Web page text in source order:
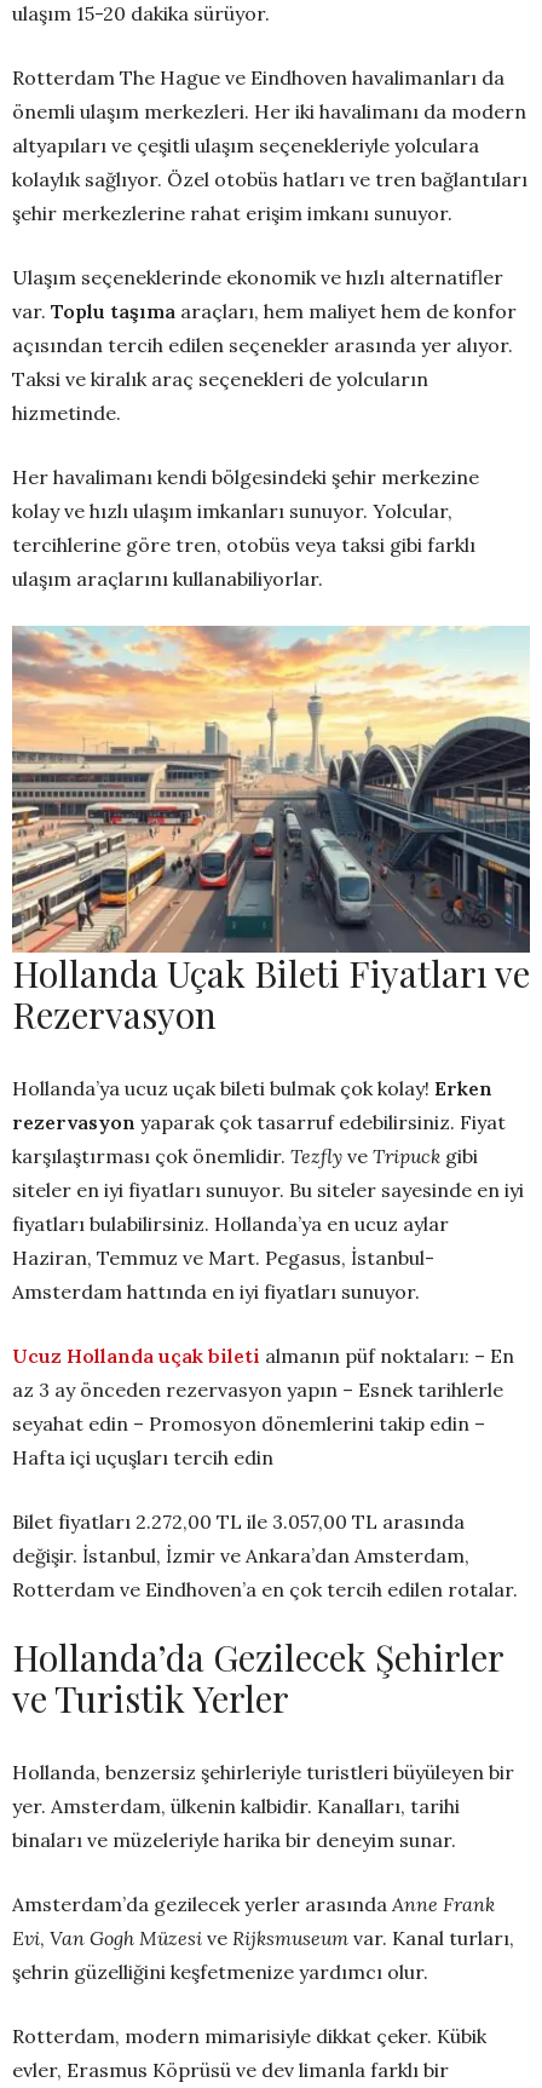
ulaşım 15-20 dakika sürüyor.
Rotterdam The Hague ve Eindhoven havalimanları da
önemli ulaşım merkezleri. Her iki havalimanı da modern
altyapıları ve çeşitli ulaşım seçenekleriyle yolculara
kolaylık sağlıyor. Özel otobüs hatları ve tren bağlantıları
şehir merkezlerine rahat erişim imkanı sunuyor.
Ulaşım seçeneklerinde ekonomik ve hızlı alternatifler
var. Toplu taşıma araçları, hem maliyet hem de konfor
açısından tercih edilen seçenekler arasında yer alıyor.
Taksi ve kiralık araç seçenekleri de yolcuların
hizmetinde.
Her havalimanı kendi bölgesindeki şehir merkezine
kolay ve hızlı ulaşım imkanları sunuyor. Yolcular,
tercihlerine göre tren, otobüs veya taksi gibi farklı
ulaşım araçlarını kullanabiliyorlar.
Hollanda Uçak Bileti Fiyatları ve
Rezervasyon
Hollanda’ya ucuz uçak bileti bulmak çok kolay! Erken
rezervasyon yaparak çok tasarruf edebilirsiniz. Fiyat
karşılaştırması çok önemlidir. Tezfly ve Tripuck gibi
siteler en iyi fiyatları sunuyor. Bu siteler sayesinde en iyi
fiyatları bulabilirsiniz. Hollanda’ya en ucuz aylar
Haziran, Temmuz ve Mart. Pegasus, İstanbul-
Amsterdam hattında en iyi fiyatları sunuyor.
Ucuz Hollanda uçak bileti almanın püf noktaları: – En
az 3 ay önceden rezervasyon yapın – Esnek tarihlerle
seyahat edin – Promosyon dönemlerini takip edin –
Hafta içi uçuşları tercih edin
Bilet fiyatları 2.272,00 TL ile 3.057,00 TL arasında
değişir. İstanbul, İzmir ve Ankara’dan Amsterdam,
Rotterdam ve Eindhoven’a en çok tercih edilen rotalar.
Hollanda’da Gezilecek Şehirler
ve Turistik Yerler
Hollanda, benzersiz şehirleriyle turistleri büyüleyen bir
yer. Amsterdam, ülkenin kalbidir. Kanalları, tarihi
binaları ve müzeleriyle harika bir deneyim sunar.
Amsterdam’da gezilecek yerler arasındaAnne Frank
Evi, Van Gogh Müzesi ve Rijksmuseum var. Kanal turları,
şehrin güzelliğini keşfetmenize yardımcı olur.
Rotterdam, modern mimarisiyle dikkat çeker. Kübik
evler, Erasmus Köprüsü ve dev limanla farklı bir